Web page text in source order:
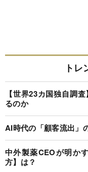
ト
【世界23カ国独自調
るのか
AI時代の「顧客流出」
中外製薬CEOが明か
方】は？